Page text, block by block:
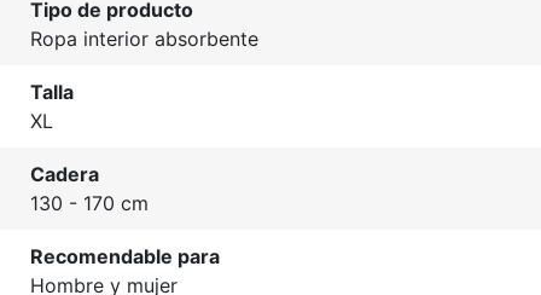
Tipo de producto
Ropa interior absorbente
Talla
XL
Cadera
130 - 170 cm
Recomendable para
Hombre y mujer